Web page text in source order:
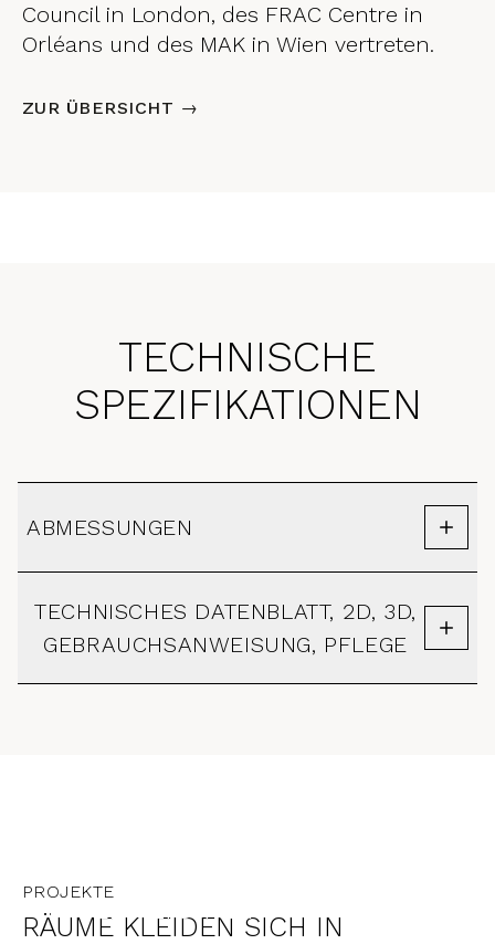
Council in London, des FRAC Centre in
Orléans und des MAK in Wien vertreten.
ZUR ÜBERSICHT →
TECHNISCHE
SPEZIFIKATIONEN
ABMESSUNGEN
TECHNISCHES DATENBLATT, 2D, 3D,
GEBRAUCHSANWEISUNG, PFLEGE
HOTEL ALTSTADT
PROJEKTE
RÄUME KLEIDEN SICH IN